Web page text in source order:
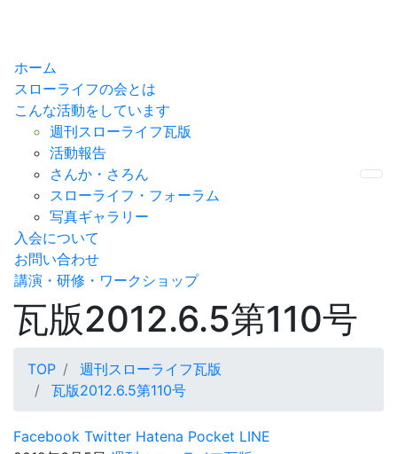
ホーム
スローライフの会とは
こんな活動をしています
週刊スローライフ瓦版
活動報告
さんか・さろん
スローライフ・フォーラム
写真ギャラリー
入会について
お問い合わせ
講演・研修・ワークショップ
瓦版2012.6.5第110号
TOP
週刊スローライフ瓦版
瓦版2012.6.5第110号
Facebook Twitter Hatena Pocket LINE